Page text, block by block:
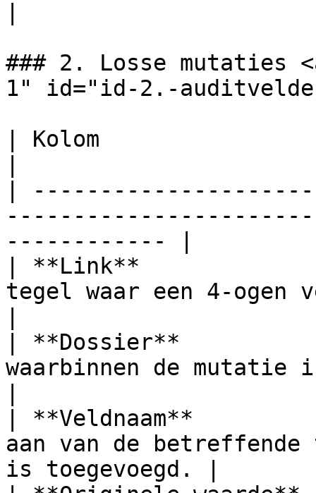
### 2. Losse mutaties
1" id="id-2.-
| Kolom
|
------------ |
| **Link**
tegel waar een 4-ogen
| **Dossier**
waarbinnen de mutatie
| **Veldnaam**
aan van de
is toegevoegd. |